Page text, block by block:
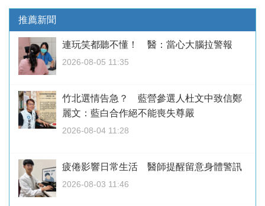
推薦新聞
連玩笑都聽不懂！ 醫：當心大腦拉警報
2026-08-05 11:35
竹北選情告急？ 藍營參選人杜文中致信鄭
麗文：藍白合作絕不能喪失尊嚴
2026-08-04 11:28
疲倦影響日常生活 醫師提醒留意身體警訊
2026-08-03 11:46